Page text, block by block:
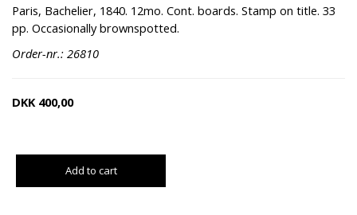
Paris, Bachelier, 1840. 12mo. Cont. boards. Stamp on title. 33
pp. Occasionally brownspotted.
Order-nr.: 26810
DKK 400,00
Add to cart